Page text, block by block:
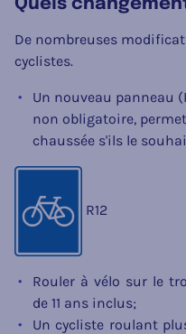
Quels
De nombreuses
cyclistes.
Un nouveau panneau
non obligatoire,
chaussée s'ils le
R12
Rouler à vélo sur le
de 11 ans inclus;
Un cycliste roulant